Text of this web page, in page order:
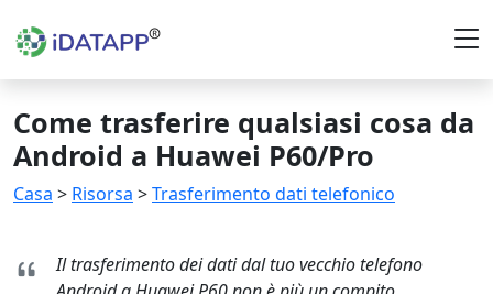
Come trasferire qualsiasi cosa da
Android a Huawei P60/Pro
Casa > Risorsa >Trasferimento dati telefonico
Il trasferimento dei dati dal tuo vecchio telefono